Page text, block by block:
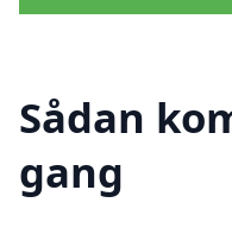
Sådan
gang